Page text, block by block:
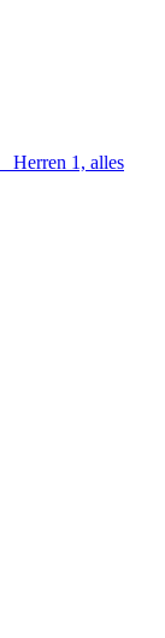
Herren 1, alles